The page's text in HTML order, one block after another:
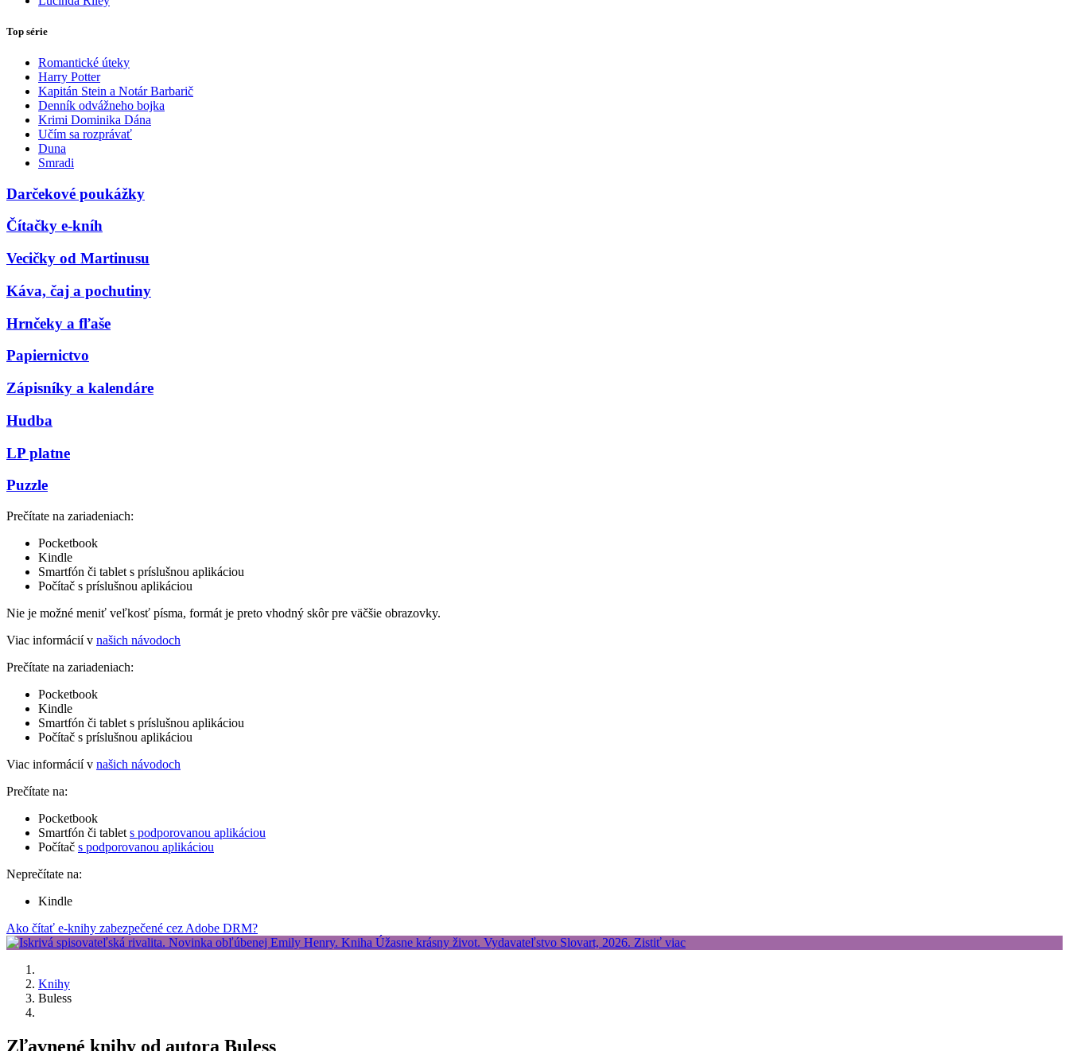
Top série
Romantické úteky
Harry Potter
Kapitán Stein a Notár Barbarič
Denník odvážneho bojka
Krimi Dominika Dána
Učím sa rozprávať
Duna
Smradi
Darčekové poukážky
Čítačky e-kníh
Vecičky od Martinusu
Káva, čaj a pochutiny
Hrnčeky a fľaše
Papiernictvo
Zápisníky a kalendáre
Hudba
LP platne
Puzzle
Prečítate na zariadeniach:
Pocketbook
Kindle
Smartfón či tablet s príslušnou aplikáciou
Počítač s príslušnou aplikáciou
Nie je možné meniť veľkosť písma, formát je preto vhodný skôr pre väčšie obrazovky.
Viac informácií v našich návodoch
Prečítate na zariadeniach:
Pocketbook
Kindle
Smartfón či tablet s príslušnou aplikáciou
Počítač s príslušnou aplikáciou
Viac informácií v našich návodoch
Prečítate na:
Pocketbook
Smartfón či tablet s podporovanou aplikáciou
Počítač s podporovanou aplikáciou
Neprečítate na:
Kindle
Ako čítať e-knihy zabezpečené cez Adobe DRM?
Knihy
Buless
Zľavnené knihy od autora Buless